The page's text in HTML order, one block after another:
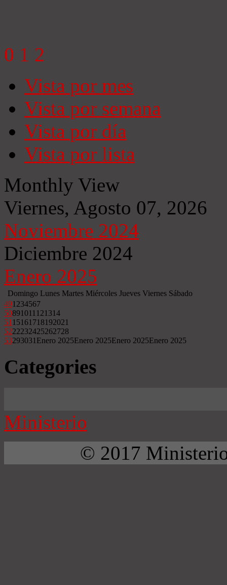
0 1 2
Vista por mes
Vista por semana
Vista por día
Vista por lista
Monthly View
Viernes, Agosto 07, 2026
Noviembre 2024
Diciembre 2024
Enero 2025
Domingo Lunes Martes Miércoles Jueves Viernes Sábado
491 234567
50891011 121314
51 15161718192021
5222232425262728
53293031 Enero 2025Enero 2025Enero 2025Enero 2025
Categories
Ministerio
© 2017